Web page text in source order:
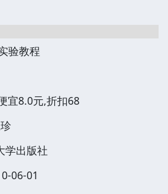
验教程
宜8.0元,折扣68
学出版社
06-01